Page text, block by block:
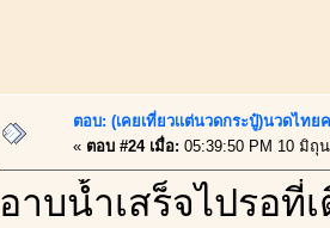
ตอบ: (เคยเที่ยวเเต่นวดกระปู๋)นวดไทย
« ตอบ #24 เมื่อ: 05:39:50 PM 10 มิถุ
อาบน้ำเสร็จไปรอ